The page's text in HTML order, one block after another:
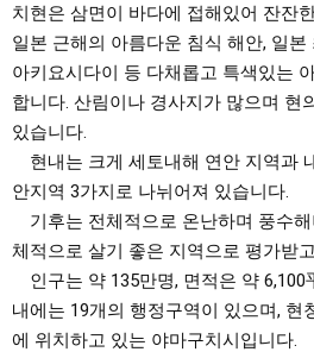
치현은 삼면이 바다에 접해있어 잔잔
일본 근해의 아름다운 침식 해안, 일
아키요시다이 등 다채롭고 특색있는
합니다. 산림이나 경사지가 많으며 현
있습니다.
현내는 크게 세토내해 연안 지역과
안지역 3가지로 나뉘어져 있습니다.
기후는 전체적으로 온난하며 풍수
체적으로 살기 좋은 지역으로 평가받
인구는 약 135만명, 면적은 약 6,100
내에는 19개의 행정구역이 있으며, 현
에 위치하고 있는 야마구치시입니다.